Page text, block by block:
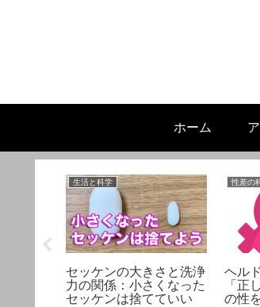
ホーム
生活と科学
セッケンの大きさと洗浄
力の関係：小さくなった
セッケンは捨てていい
性差の
ヘル
「正
の性